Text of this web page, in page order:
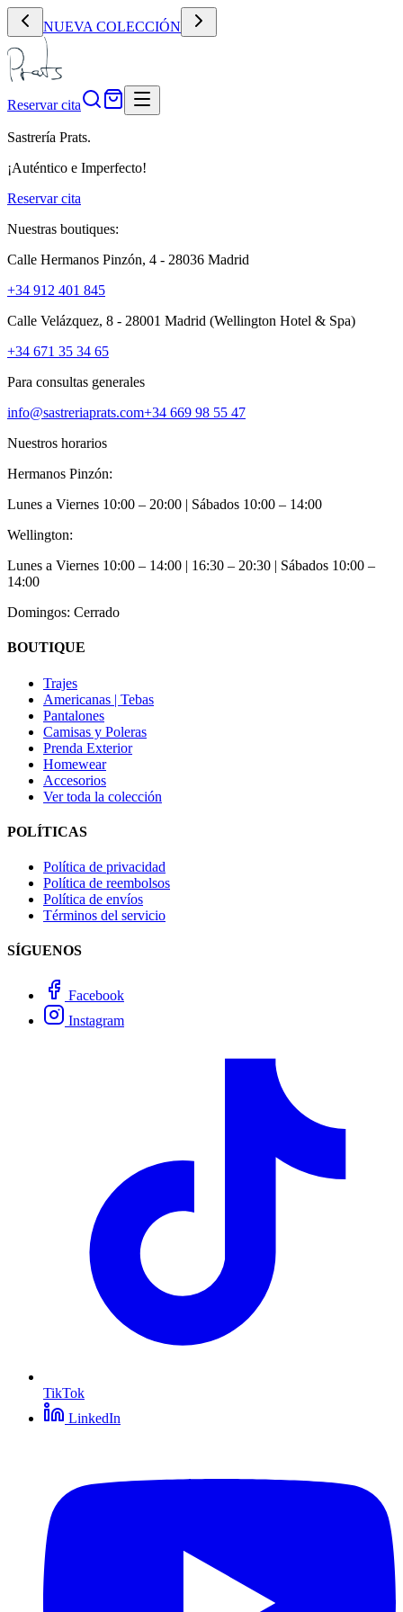
NUEVA COLECCIÓN
Reservar cita
Sastrería Prats.
¡Auténtico e Imperfecto!
Reservar cita
Nuestras boutiques:
Calle Hermanos Pinzón, 4 - 28036 Madrid
+34 912 401 845
Calle Velázquez, 8 - 28001 Madrid (Wellington Hotel & Spa)
+34 671 35 34 65
Para consultas generales
info@sastreriaprats.com+34 669 98 55 47
Nuestros horarios
Hermanos Pinzón:
Lunes a Viernes 10:00 – 20:00 | Sábados 10:00 – 14:00
Wellington:
Lunes a Viernes 10:00 – 14:00 | 16:30 – 20:30 | Sábados 10:00 –
14:00
Domingos: Cerrado
BOUTIQUE
Trajes
Americanas | Tebas
Pantalones
Camisas y Poleras
Prenda Exterior
Homewear
Accesorios
Ver toda la colección
POLÍTICAS
Política de privacidad
Política de reembolsos
Política de envíos
Términos del servicio
SÍGUENOS
Facebook
Instagram
TikTok
LinkedIn